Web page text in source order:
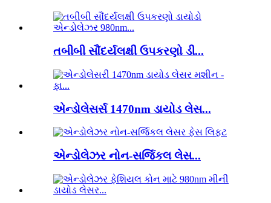
તબીબી સૌંદર્યલક્ષી ઉપકરણો ડી...
એન્ડોલેસર્સ 1470nm ડાયોડ લેસ...
એન્ડોલેઝર નોન-સર્જિકલ લેસ...